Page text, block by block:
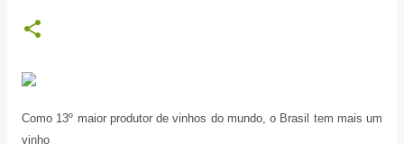
Como 13º maior produtor de vinhos do mundo, o Brasil tem mais um
vinho